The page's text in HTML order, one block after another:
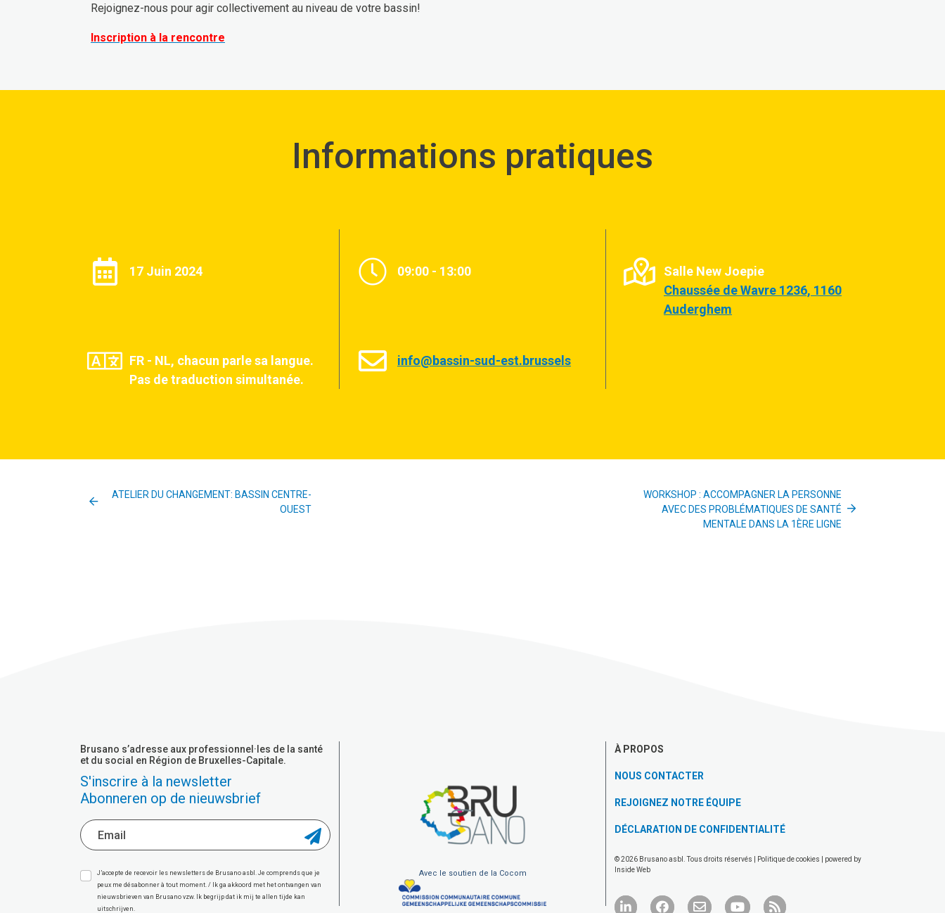
Rejoignez-nous pour agir collectivement au niveau de votre bassin!
Inscription à la rencontre
Informations pratiques
17 Juin 2024 09:00 - 13:00
Salle New Joepie
Chaussée de Wavre 1236, 1160
Auderghem
FR - NL, chacun parle sa langue.
Pas de traduction simultanée.
info@bassin-sud-est.brussels
ATELIER DU CHANGEMENT: BASSIN CENTRE-
OUEST
WORKSHOP : ACCOMPAGNER LA PERSONNE
AVEC DES PROBLÉMATIQUES DE SANTÉ
MENTALE DANS LA 1ÈRE LIGNE
Brusano s’adresse aux professionnel·les de la santé
et du social en Région de Bruxelles-Capitale.
S'inscrire à la newsletter
Abonneren op de nieuwsbrief
J’accepte de recevoir les newsletters de Brusano asbl. Je comprends que je
peux me désabonner à tout moment. / Ik ga akkoord met het ontvangen van
nieuwsbrieven van Brusano vzw. Ik begrijp dat ik mij te allen tijde kan
uitschrijven.
Avec le soutien de la Cocom
À PROPOS
NOUS CONTACTER
REJOIGNEZ NOTRE ÉQUIPE
DÉCLARATION DE CONFIDENTIALITÉ
© 2026 Brusano asbl. Tous droits réservés | Politique de cookies
| powered by
Inside Web